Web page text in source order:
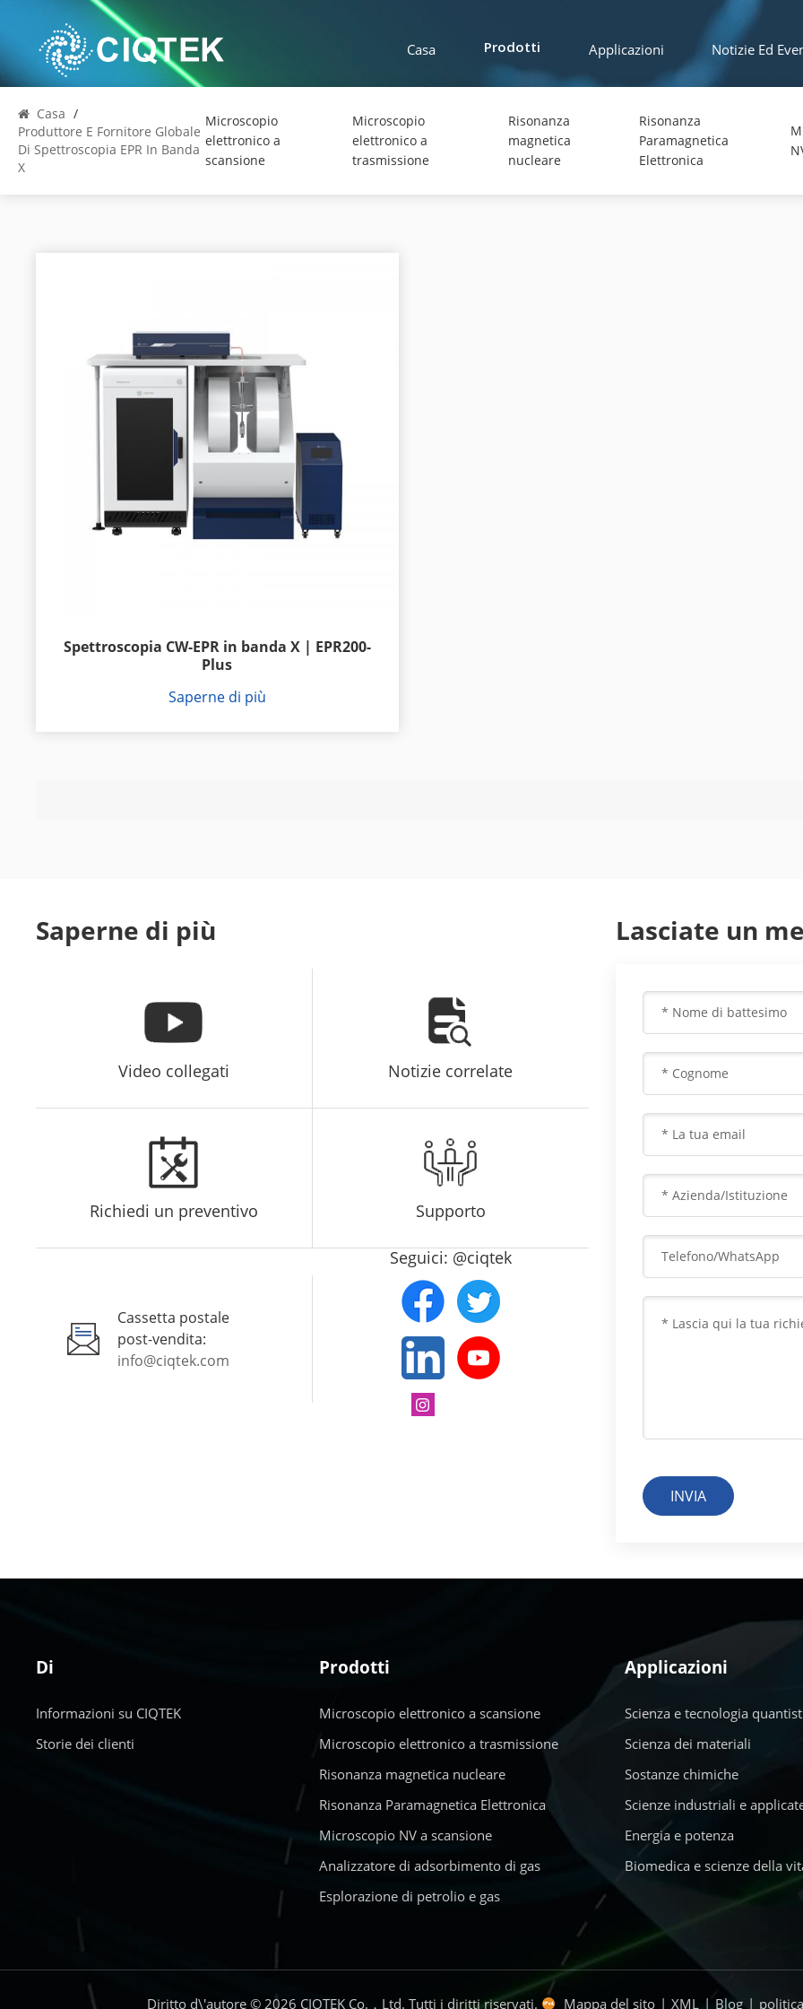
Casa Prodotti Applicazioni Notizie Ed
Casa /
Produttore E Fornitore Globale
Di Spettroscopia EPR In Banda
X
Microscopio
elettronico a
scansione
Microscopio
elettronico a
trasmissione
Risonanza
magnetica
nucleare
Risonanza
Paramagnetica
Elettronica
Spettroscopia CW-EPR in banda X | EPR200-
Plus
Saperne di più
Saperne di più
Video collegati Notizie correlate
Richiedi un preventivo Supporto
Cassetta postale
post-vendita:
info@ciqtek.com
Seguici: @ciqtek
Lasciate un
INVIA
Di
Informazioni su CIQTEK
Storie dei clienti
Prodotti
Microscopio elettronico a scansione
Microscopio elettronico a trasmissione
Risonanza magnetica nucleare
Risonanza Paramagnetica Elettronica
Microscopio NV a scansione
Analizzatore di adsorbimento di gas
Esplorazione di petrolio e gas
Applicazioni
Scienza e tecnologia
Scienza dei materiali
Sostanze chimiche
Scienze industriali e
Energia e potenza
Biomedica e scienze della
Diritto d\'autore © 2026 CIQTEK Co.，Ltd. Tutti i diritti riservati. Mappa del sito | XML | Blog |